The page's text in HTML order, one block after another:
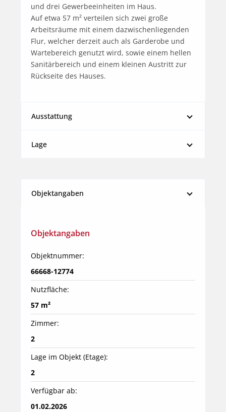
und drei Gewerbeeinheiten im Haus.
Auf etwa 57 m² verteilen sich zwei große
Arbeitsräume mit einem dazwischenliegenden
Flur, welcher derzeit auch als Garderobe und
Wartebereich genutzt wird, sowie einem hellen
Sanitärbereich und einem kleinen Austritt zur
Rückseite des Hauses.
Ausstattung
Lage
Objektangaben
Objektangaben
Objektnummer:
66668-12774
Nutzfläche:
57 m²
Zimmer:
2
Lage im Objekt (Etage):
2
Verfügbar ab:
01.02.2026